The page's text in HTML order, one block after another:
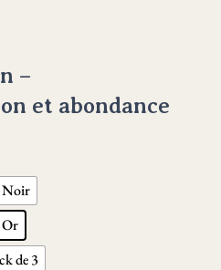
–
et abondance
Noir
Or
de 3